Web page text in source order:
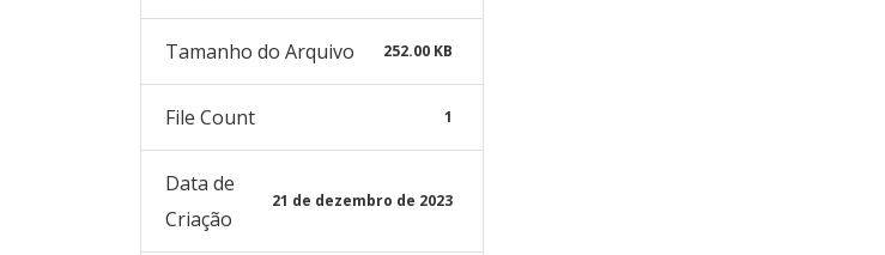
Tamanho do Arquivo 252.00 KB
File Count 1
Data de
Criação
21 de dezembro de 2023